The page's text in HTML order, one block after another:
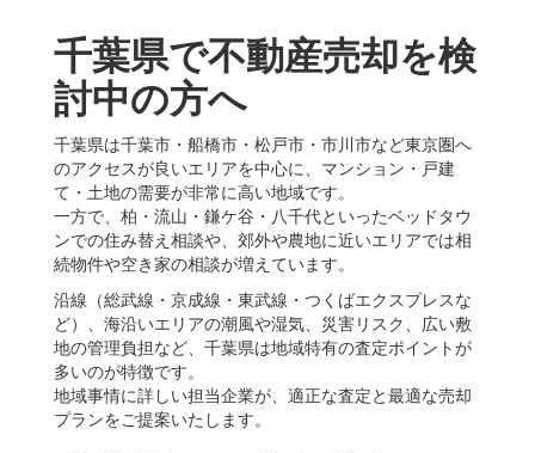
千葉県で不動産売却を検
討中の方へ
千葉県は千葉市・船橋市・松戸市・市川市など東京圏へ
のアクセスが良いエリアを中心に、マンション・戸建
て・土地の需要が非常に高い地域です。
一方で、柏・流山・鎌ケ谷・八千代といったベッドタウ
ンでの住み替え相談や、郊外や農地に近いエリアでは相
続物件や空き家の相談が増えています。
沿線（総武線・京成線・東武線・つくばエクスプレスな
ど）、海沿いエリアの潮風や湿気、災害リスク、広い敷
地の管理負担など、千葉県は地域特有の査定ポイントが
多いのが特徴です。
地域事情に詳しい担当企業が、適正な査定と最適な売却
プランをご提案いたします。